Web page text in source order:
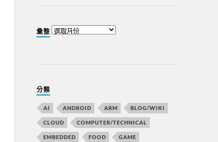
彙整
分類
AI ANDROID ARM BLOG/WIKI
CLOUD COMPUTER/TECHNICAL
EMBEDDED FOOD GAME